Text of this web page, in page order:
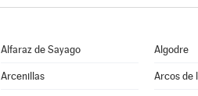
Alfaraz de Sayago Algodre
Arcenillas Arcos de